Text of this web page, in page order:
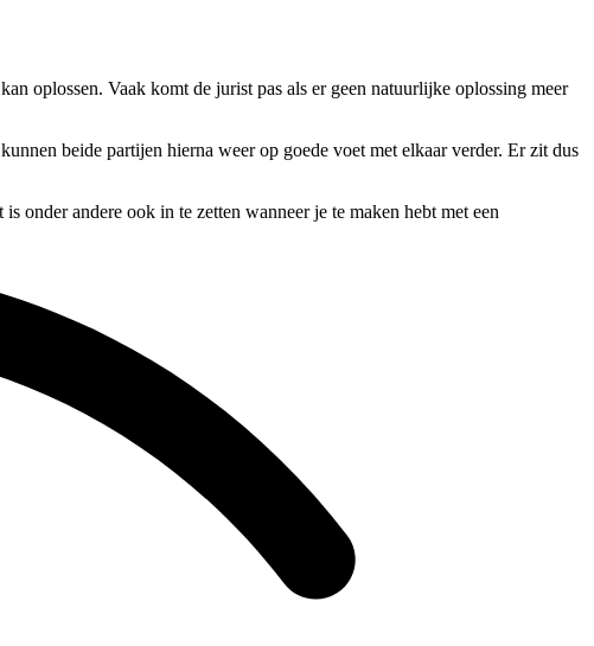
oplossen. Vaak komt de jurist pas als er geen natuurlijke oplossing meer
beide partijen hierna weer op goede voet met elkaar verder. Er zit dus
onder andere ook in te zetten wanneer je te maken hebt met een